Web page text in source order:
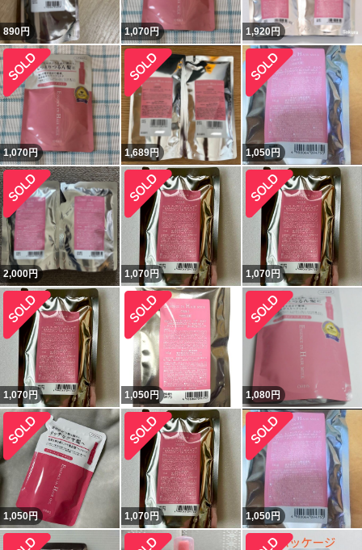
890円 1,070円 1,920円
1,070円 1,689円 1,050円
2,000円 1,070円 1,070円
1,070円 1,050円 1,080円
1,050円 1,070円 1,050円